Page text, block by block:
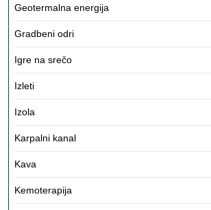
Geotermalna energija
Gradbeni odri
Igre na srečo
Izleti
Izola
Karpalni kanal
Kava
Kemoterapija